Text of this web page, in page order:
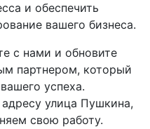
и обеспечить
вашего бизнеса.
с нами и обновите
партнером, который
успеха.
улица Пушкина,
свою работу.